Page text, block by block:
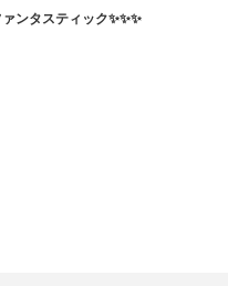
ァンタスティック✨✨✨